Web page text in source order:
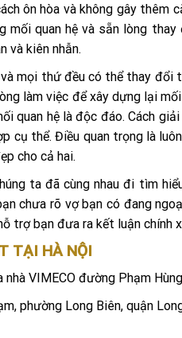
ôn hòa và không gây thêm
mối quan hệ và sẵn lòng
và kiên nhẫn.
và mọi thứ đều có thể thay
làm việc để xây dựng lại
quan hệ là độc đáo. Cách
cụ thể. Điều quan trọng là
cho cả hai.
ta đã cùng nhau đi tìm
chưa rõ vợ bạn có đang
trợ bạn đưa ra kết luận chính
TẠI HÀ NỘI
VIMECO đường Phạm
phường Long Biên, quận